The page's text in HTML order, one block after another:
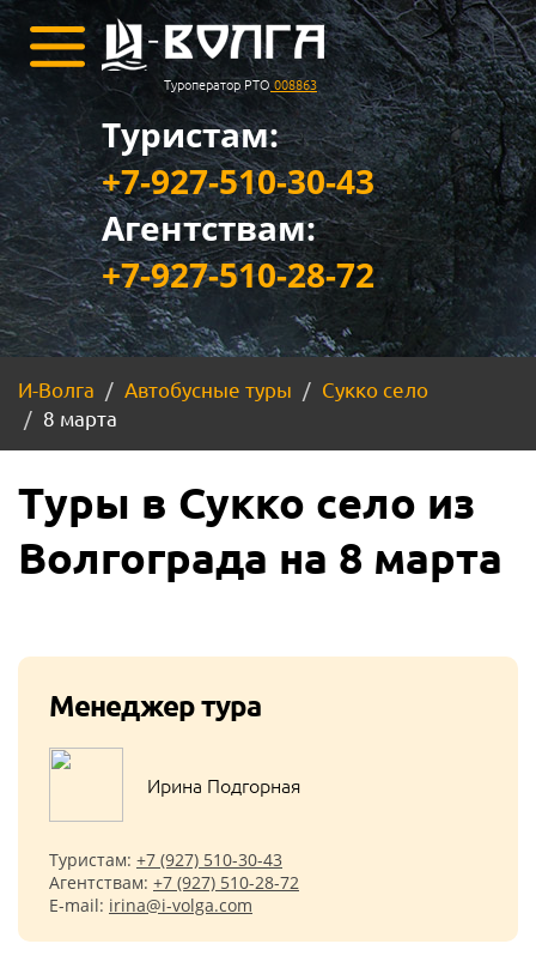
Туроператор РТО 008863
Туристам:
+7-927-510-30-43
Агентствам:
+7-927-510-28-72
И-Волга Автобусные туры
Сукко село
8 марта
Туры в Сукко село из
Волгограда на 8 марта
Менеджер тура
Ирина Подгорная
Туристам: +7 (927) 510-30-43
Агентствам: +7 (927) 510-28-72
E-mail: irina@i-volga.com